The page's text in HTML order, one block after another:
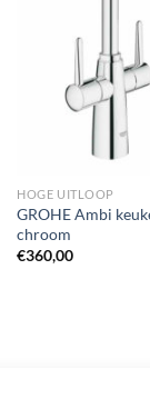
HOGE UITLOOP
GROHE Ambi
chroom
€360,00